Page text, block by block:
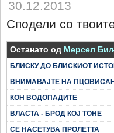
30.12.2013
Сподели со
Останатo од Мерсел
БЛИСКУ ДО БЛИСКИОТ
ВНИМАВАЈТЕ НА
КОН ВОДОПАДИТЕ
ВЛАСТА - БРОД КОЈ ТОНЕ
СЕ НАСЕТУВА ПРОЛЕТТА